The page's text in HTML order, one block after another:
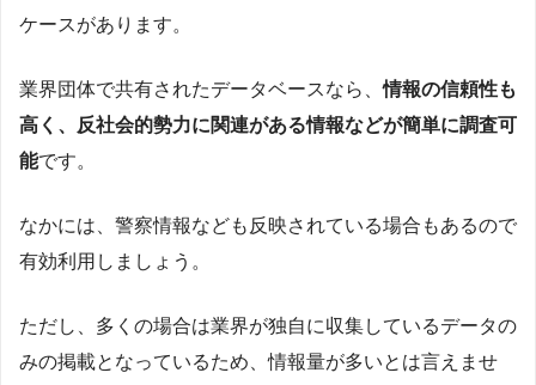
ケースがあります。
業界団体で共有されたデータベースなら、情報の信頼性も
高く、反社会的勢力に関連がある情報などが簡単に調査可
能です。
なかには、警察情報なども反映されている場合もあるので
有効利用しましょう。
ただし、多くの場合は業界が独自に収集しているデータの
みの掲載となっているため、情報量が多いとは言えませ